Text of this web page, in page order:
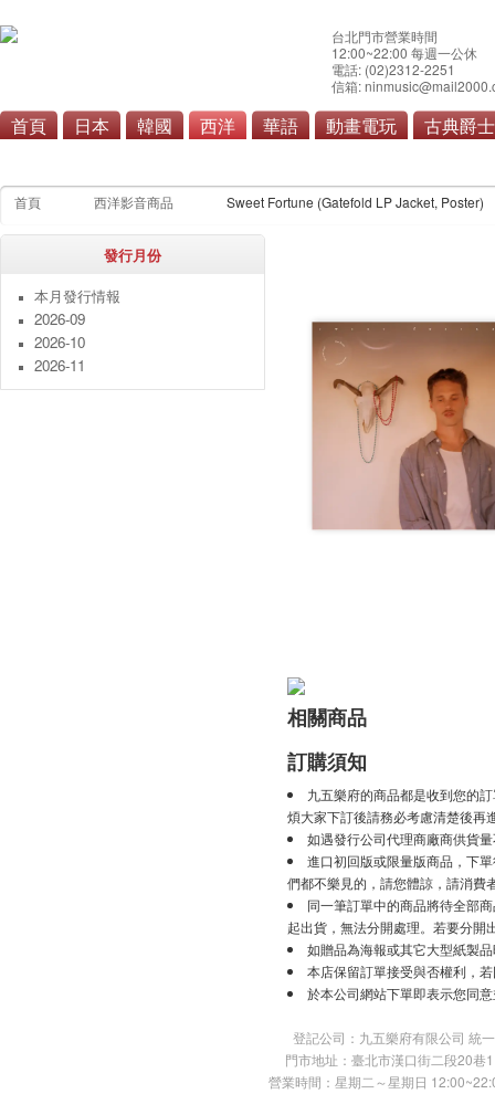
台北門市營業時間
12:00~22:00 每週一公休
電話: (02)2312-2251
信箱:
首頁 日本 韓國 西洋 華語 動畫電玩 古典爵士
首頁 西洋影音商品 Sweet Fortune (Gatefold LP Jacket, Poster)
發行月份
本月發行情報
2026-09
2026-10
2026-11
相關商品
訂購須知
九五樂府的商品都是收到您的
煩大家下訂後請務必考慮清楚後再
如遇發行公司代理商廠商供貨
進口初回版或限量版商品，下
們都不樂見的，請您體諒，請消費
同一筆訂單中的商品將待全部
起出貨，無法分開處理。若要分開
如贈品為海報或其它大型紙製
本店保留訂單接受與否權利，
於本公司網站下單即表示您同
登記公司：九五樂府有限公司 統
門市地址：臺北市漢口街二段20
營業時間：星期二～星期日